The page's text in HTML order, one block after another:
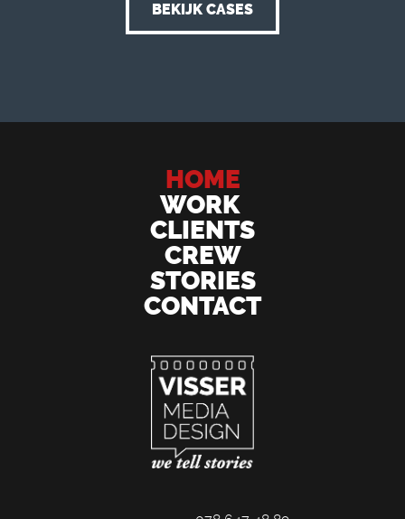
BEKIJK CASES
HOME
WORK
CLIENTS
CREW
STORIES
CONTACT